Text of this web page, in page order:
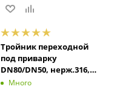
Тройник переходной
под приварку
DN80/DN50, нерж.316,
TLTE80/50SS TITAN LOCK
Много